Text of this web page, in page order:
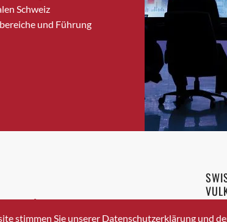
Burgdorf
Bäretswil
Bülach
Cazis
Crissier
Davos Platz
Schweiz
und Führung
+41 43 336 40 20
stimmen Sie unserer Datenschutzerklärung und